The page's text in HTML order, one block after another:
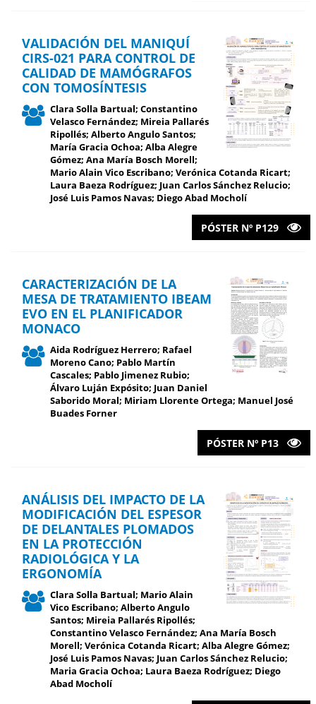
VALIDACIÓN DEL MANIQUÍ
CIRS-021 PARA CONTROL DE
CALIDAD DE MAMÓGRAFOS
CON TOMOSÍNTESIS
Clara Solla Bartual; Constantino
Velasco Fernández; Mireia Pallarés
Ripollés; Alberto Angulo Santos;
María Gracia Ochoa; Alba Alegre
Gómez; Ana María Bosch Morell;
Mario Alain Vico Escribano; Verónica Cotanda Ricart;
Laura Baeza Rodríguez; Juan Carlos Sánchez Relucio;
José Luis Pamos Navas; Diego Abad Mocholí
PÓSTER Nº P129
CARACTERIZACIÓN DE LA
MESA DE TRATAMIENTO IBEAM
EVO EN EL PLANIFICADOR
MONACO
Aida Rodríguez Herrero; Rafael
Moreno Cano; Pablo Martín
Cascales; Pablo Jimenez Rubio;
Álvaro Luján Expósito; Juan Daniel
Saborido Moral; Miriam Llorente Ortega; Manuel José
Buades Forner
PÓSTER Nº P13
ANÁLISIS DEL IMPACTO DE LA
MODIFICACIÓN DEL ESPESOR
DE DELANTALES PLOMADOS
EN LA PROTECCIÓN
RADIOLÓGICA Y LA
ERGONOMÍA
Clara Solla Bartual; Mario Alain
Vico Escribano; Alberto Angulo
Santos; Mireia Pallarés Ripollés;
Constantino Velasco Fernández; Ana María Bosch
Morell; Verónica Cotanda Ricart; Alba Alegre Gómez;
José Luis Pamos Navas; Juan Carlos Sánchez Relucio;
Maria Gracia Ochoa; Laura Baeza Rodríguez; Diego
Abad Mocholí